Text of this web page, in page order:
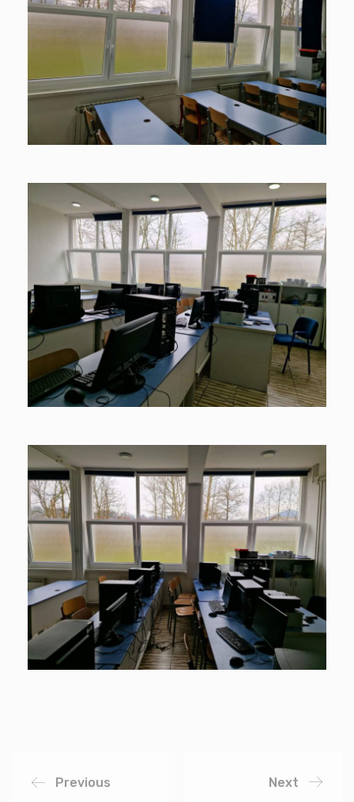
Previous Next